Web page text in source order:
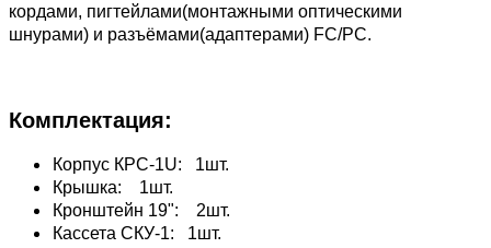
кордами, пигтейлами(монтажными оптическими
шнурами) и разъёмами(адаптерами) FC/PC.
Комплектация:
Корпус КРС-1U: 1шт.
Крышка: 1шт.
Кронштейн 19": 2шт.
Кассета СКУ-1: 1шт.